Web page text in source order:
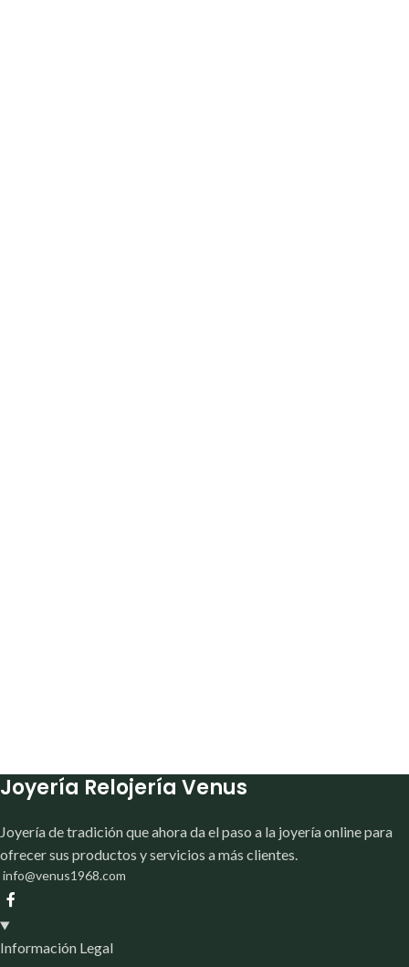
Joyería Relojería Venus
Joyería de tradición que ahora da el paso a la joyería online para
ofrecer sus productos y servicios a más clientes.
info@venus1968.com
Información Legal